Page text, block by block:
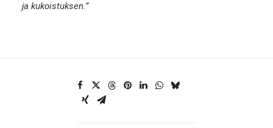
ja kukoistuksen.”